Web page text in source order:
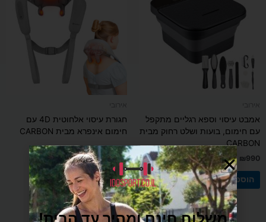
אמבט עיסוי וספא רגליים מתקפל
עם חימום, בועות ושלט רחוק מבית
CARBON
₪990
הוספה לסל
חגורת עיסוי אלחוטית 4D עם
חימום אינפרא מבית CARBON
₪690
הוספה לסל
משלוח חינם ומהיר עד הבית!